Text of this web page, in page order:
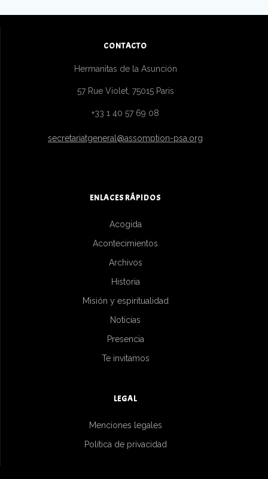
CONTACTO
Hermanitas de la Asunción
57 Rue Violet, 75015 Paris
+33 1 40 57 69 08
secretariatgeneral@assomption-psa.org
ENLACES RÁPIDOS
Acogida
Acontecimientos
Archivos
Historia
Misión y espiritualidad
Noticias
Presencia
Te invitamos
LEGAL
Menciones legales
Política de privacidad